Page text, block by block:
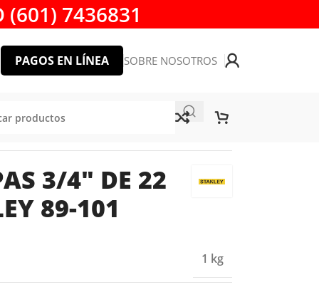
(601) 7436831
PAGOS EN LÍNEA SOBRE NOSOTROS
3/4″ DE 22
89-101
1 kg